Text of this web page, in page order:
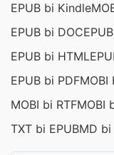
EPUB bi Kindle
EPUB bi DOC
EPUB bi HTML
EPUB bi PDFMOBI
MOBI bi RTFMOBI
TXT bi EPUBMD bi